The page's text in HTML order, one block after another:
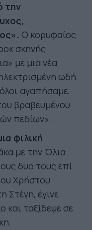
την
Ο κορυφαίος
σκηνής
με μια νέα
ωδή
αγαπήσαμε,
βραβευμένου
πεδίων».
φιλική
με την Όλια
δυο τους επί
Χρήστου
Στέγη, έγινε
και ταξίδεψε σε